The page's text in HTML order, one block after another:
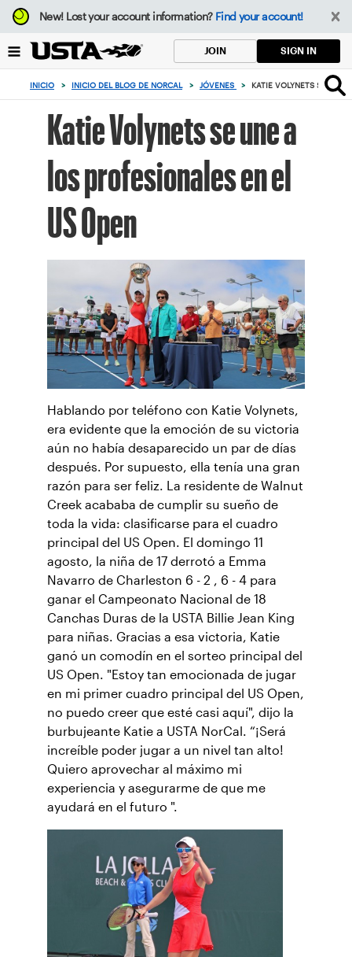
Enfoque
desde
botón
volver
New!Lost your account information? Find your account!
JOIN SIGN IN
INICIO > INICIO DEL BLOG DE NORCAL > JÓVENES > KATIE VOLYNETS SE UNE
Katie Volynets se une a
los profesionales en el
US Open
Hablando por teléfono con Katie Volynets,
era evidente que la emoción de su victoria
aún no había desaparecido un par de días
después. Por supuesto, ella tenía una gran
razón para ser feliz. La residente de Walnut
Creek acababa de cumplir su sueño de
toda la vida: clasificarse para el cuadro
principal del US Open. El domingo 11
agosto, la niña de 17 derrotó a Emma
Navarro de Charleston 6 - 2 , 6 - 4 para
ganar el Campeonato Nacional de 18
Canchas Duras de la USTA Billie Jean King
para niñas. Gracias a esa victoria, Katie
ganó un comodín en el sorteo principal del
US Open. "Estoy tan emocionada de jugar
en mi primer cuadro principal del US Open,
no puedo creer que esté casi aquí", dijo la
burbujeante Katie a USTA NorCal. “¡Será
increíble poder jugar a un nivel tan alto!
Quiero aprovechar al máximo mi
experiencia y asegurarme de que me
ayudará en el futuro ".